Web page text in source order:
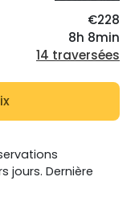
€228
8h 8min
14 traversées
jours. Dernière